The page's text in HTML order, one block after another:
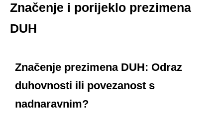
Značenje i porijeklo prezimena
DUH
Značenje prezimena DUH: Odraz
duhovnosti ili povezanost s
nadnaravnim?